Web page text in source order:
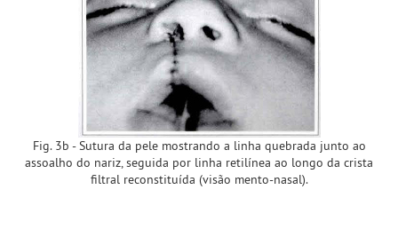
Fig. 3b - Sutura da pele mostrando a linha quebrada junto ao
assoalho do nariz, seguida por linha retilínea ao longo da crista
filtral reconstituída (visão mento-nasal).